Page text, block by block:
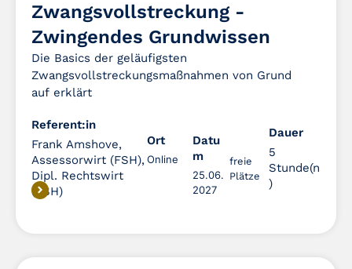
Zwangsvollstreckung -
Zwingendes Grundwissen
Die Basics der geläufigsten
Zwangsvollstreckungsmaßnahmen von Grund
auf erklärt
Referent:in
Frank Amshove,
Assessorwirt (FSH),
Dipl. Rechtswirt
(FSH)
Ort
Online
Datu
m
25.06.
2027
freie
Plätze
Dauer
5
Stunde(n
)